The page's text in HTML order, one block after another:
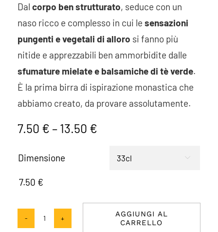
Dal corpo ben strutturato, seduce con un
naso ricco e complesso in cui le sensazioni
pungenti e vegetali di alloro si fanno più
nitide e apprezzabili ben ammorbidite dalle
sfumature mielate e balsamiche di tè verde.
È la prima birra di ispirazione monastica che
abbiamo creato, da provare assolutamente.
7.50 € – 13.50 €
Dimensione 
7.50 €
Monasta
AGGIUNGI AL
CARRELLO